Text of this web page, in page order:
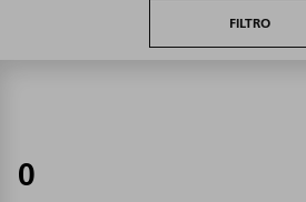
FILTRO
0